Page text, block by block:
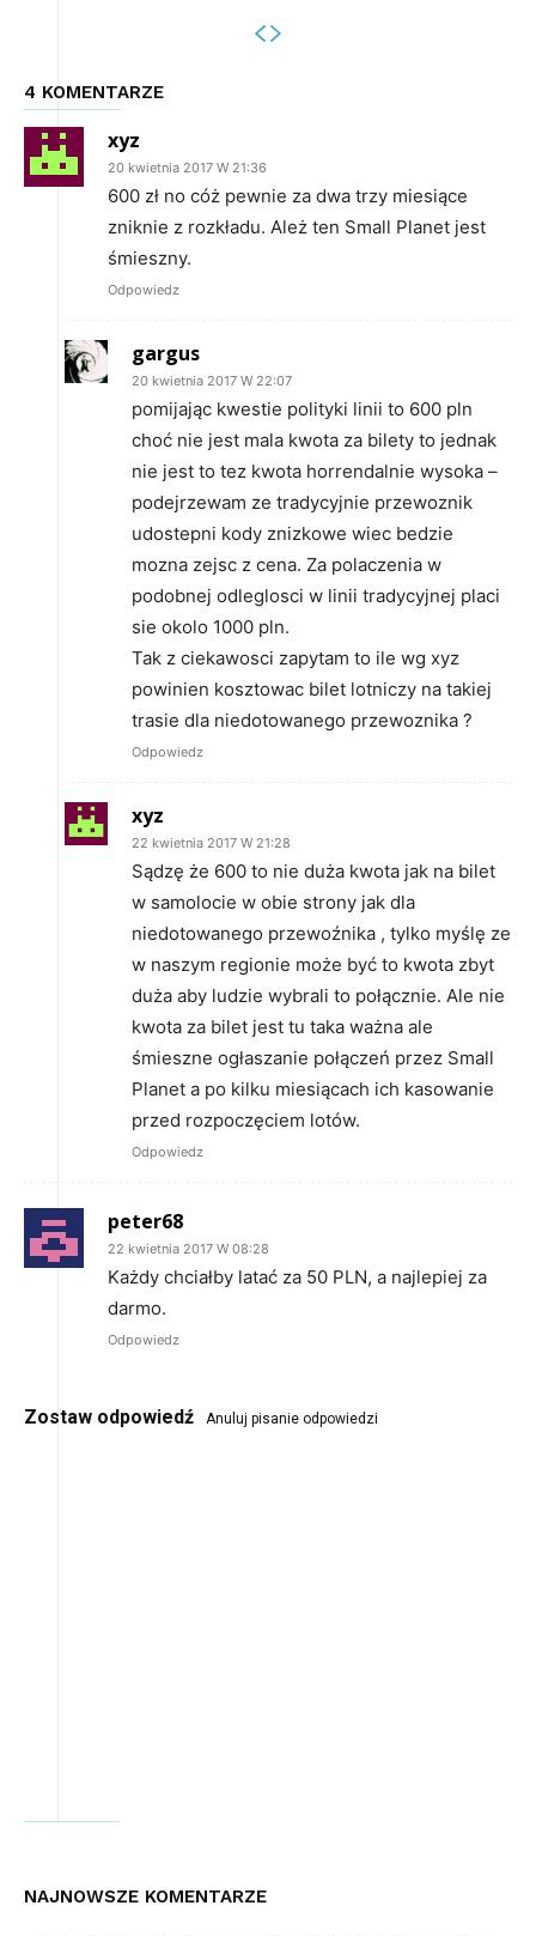
4 KOMENTARZE
xyz
20 kwietnia 2017 W 21:36
600 zł no cóż pewnie za dwa trzy miesiące
zniknie z rozkładu. Ależ ten Small Planet jest
śmieszny.
Odpowiedz
gargus
20 kwietnia 2017 W 22:07
pomijając kwestie polityki linii to 600 pln
choć nie jest mala kwota za bilety to jednak
nie jest to tez kwota horrendalnie wysoka –
podejrzewam ze tradycyjnie przewoznik
udostepni kody znizkowe wiec bedzie
mozna zejsc z cena. Za polaczenia w
podobnej odleglosci w linii tradycyjnej placi
sie okolo 1000 pln.
Tak z ciekawosci zapytam to ile wg xyz
powinien kosztowac bilet lotniczy na takiej
trasie dla niedotowanego przewoznika ?
Odpowiedz
xyz
22 kwietnia 2017 W 21:28
Sądzę że 600 to nie duża kwota jak na bilet
w samolocie w obie strony jak dla
niedotowanego przewoźnika , tylko myślę ze
w naszym regionie może być to kwota zbyt
duża aby ludzie wybrali to połącznie. Ale nie
kwota za bilet jest tu taka ważna ale
śmieszne ogłaszanie połączeń przez Small
Planet a po kilku miesiącach ich kasowanie
przed rozpoczęciem lotów.
Odpowiedz
peter68
22 kwietnia 2017 W 08:28
Każdy chciałby latać za 50 PLN, a najlepiej za
darmo.
Odpowiedz
Zostaw odpowiedź Anuluj pisanie odpowiedzi
NAJNOWSZE KOMENTARZE